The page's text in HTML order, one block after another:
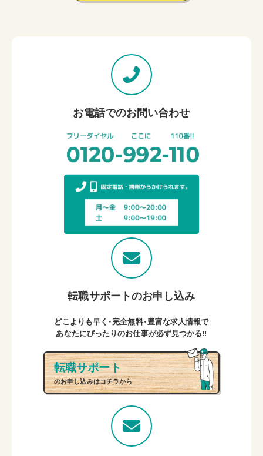
お電話でのお問い合わせ
転職サポートのお申し込み
どこよりも早く・完全無料・豊富な求人情報で
あなたにぴったりのお仕事が必ず見つかる!!
転職サポート
のお申し込みはコチラから